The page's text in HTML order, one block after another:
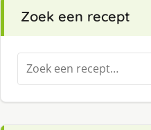
Zoek een recept
Zoeken
naar: